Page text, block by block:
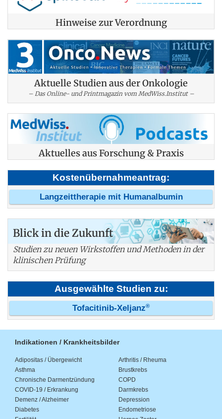
Hinweise zur Verordnung
Aktuelle Studien aus der Onkologie
– Das Online- und Printmagazin vom MedWiss.Institut –
Aktuelles aus Forschung & Praxis
Kostenübernahmeantrag:
Langzeittherapie mit Humanalbumin
Blick in die Zukunft
Studien zu neuen Wirkstoffen und Methoden in der
klinischen Prüfung
Ausgewählte Studien zu:
Tofacitinib-Xeljanz®
Indikationen / Krankheitsbilder
Adipositas / Übergewicht
Arthritis / Rheuma
Asthma
Brustkrebs
Chronische Darmentzündung
COPD
COVID-19 / Erkrankung
Darmkrebs
Demenz / Alzheimer
Depression
Diabetes
Endometriose